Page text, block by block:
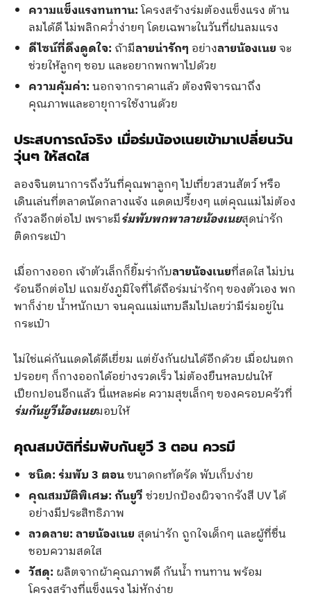
ความแข็งแรงทนทาน:โครงสร้างร่มต้องแข็งแรง ต้าน
ลมได้ดี ไม่พลิกคว่ำง่ายๆ โดยเฉพาะในวันที่ฝนลมแรง
ดีไซน์ที่ดึงดูดใจ: ถ้ามีลายน่ารักๆ อย่างลายน้องเนยจะ
ช่วยให้ลูกๆ ชอบ และอยากพกพาไปด้วย
ความคุ้มค่า:นอกจากราคาแล้ว ต้องพิจารณาถึง
คุณภาพและอายุการใช้งานด้วย
ประสบการณ์จริง เมื่อร่มน้องเนยเข้ามาเปลี่ยนวัน
วุ่นๆ ให้สดใส
ลองจินตนาการถึงวันที่คุณพาลูกๆ ไปเที่ยวสวนสัตว์ หรือ
เดินเล่นที่ตลาดนัดกลางแจ้ง แดดเปรี้ยงๆ แต่คุณแม่ไม่ต้อง
กังวลอีกต่อไป เพราะมีร่มพับพกพาลายน้องเนยสุดน่ารัก
ติดกระเป๋า
เมื่อกางออก เจ้าตัวเล็กก็ยิ้มร่ากับลายน้องเนยที่สดใส ไม่บ่น
ร้อนอีกต่อไป แถมยังภูมิใจที่ได้ถือร่มน่ารักๆ ของตัวเอง พก
พาก็ง่าย น้ำหนักเบา จนคุณแม่แทบลืมไปเลยว่ามีร่มอยู่ใน
กระเป๋า
ไม่ใช่แค่กันแดดได้ดีเยี่ยม แต่ยังกันฝนได้อีกด้วย เมื่อฝนตก
ปรอยๆ ก็กางออกได้อย่างรวดเร็ว ไม่ต้องยืนหลบฝนให้
เปียกปอนอีกแล้ว นี่แหละค่ะ ความสุขเล็กๆ ของครอบครัวที่
ร่มกันยูวีน้องเนยมอบให้
คุณสมบัติที่ร่มพับกันยูวี 3 ตอน ควรมี
ชนิด:ร่มพับ 3 ตอนขนาดกะทัดรัด พับเก็บง่าย
คุณสมบัติพิเศษ:กันยูวีช่วยปกป้องผิวจากรังสี UV ได้
อย่างมีประสิทธิภาพ
ลวดลาย:ลายน้องเนย สุดน่ารัก ถูกใจเด็กๆ และผู้ที่ชื่น
ชอบความสดใส
วัสดุ: ผลิตจากผ้าคุณภาพดี กันน้ำ ทนทาน พร้อม
โครงสร้างที่แข็งแรง ไม่หักง่าย